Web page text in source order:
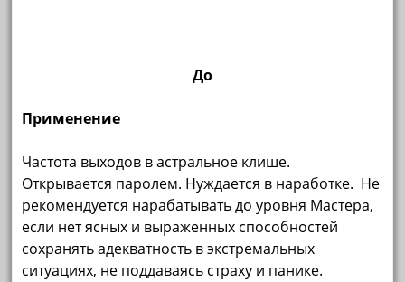
До
Применение
Частота выходов в астральное клише.
Открывается паролем. Нуждается в наработке. Не
рекомендуется нарабатывать до уровня Мастера,
если нет ясных и выраженных способностей
сохранять адекватность в экстремальных
ситуациях, не поддаваясь страху и панике.